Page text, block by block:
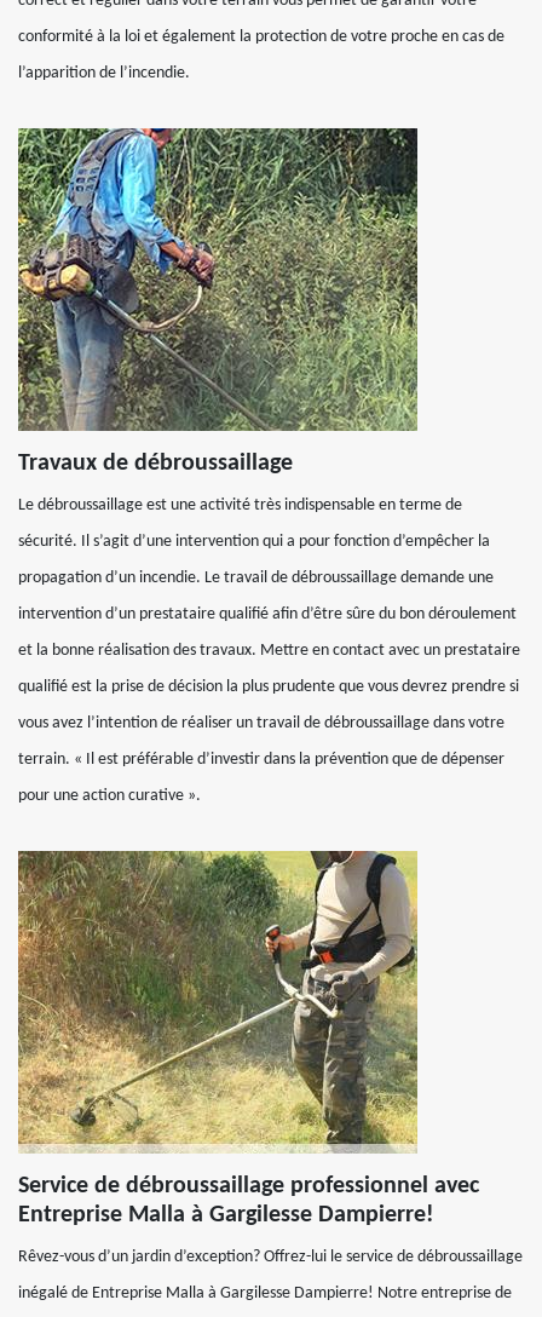
conformité à la loi et également la protection de votre proche en cas de
l’apparition de l’incendie.
Travaux de débroussaillage
Le débroussaillage est une activité très indispensable en terme de
sécurité. Il s’agit d’une intervention qui a pour fonction d’empêcher la
propagation d’un incendie. Le travail de débroussaillage demande une
intervention d’un prestataire qualifié afin d’être sûre du bon déroulement
et la bonne réalisation des travaux. Mettre en contact avec un prestataire
qualifié est la prise de décision la plus prudente que vous devrez prendre si
vous avez l’intention de réaliser un travail de débroussaillage dans votre
terrain. « Il est préférable d’investir dans la prévention que de dépenser
pour une action curative ».
Service de débroussaillage professionnel avec
Entreprise Malla à Gargilesse Dampierre!
Rêvez-vous d’un jardin d’exception? Offrez-lui le service de débroussaillage
inégalé de Entreprise Malla à Gargilesse Dampierre! Notre entreprise de